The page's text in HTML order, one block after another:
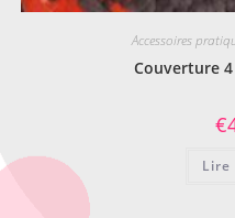
Accessoires
Couverture
€
Lire